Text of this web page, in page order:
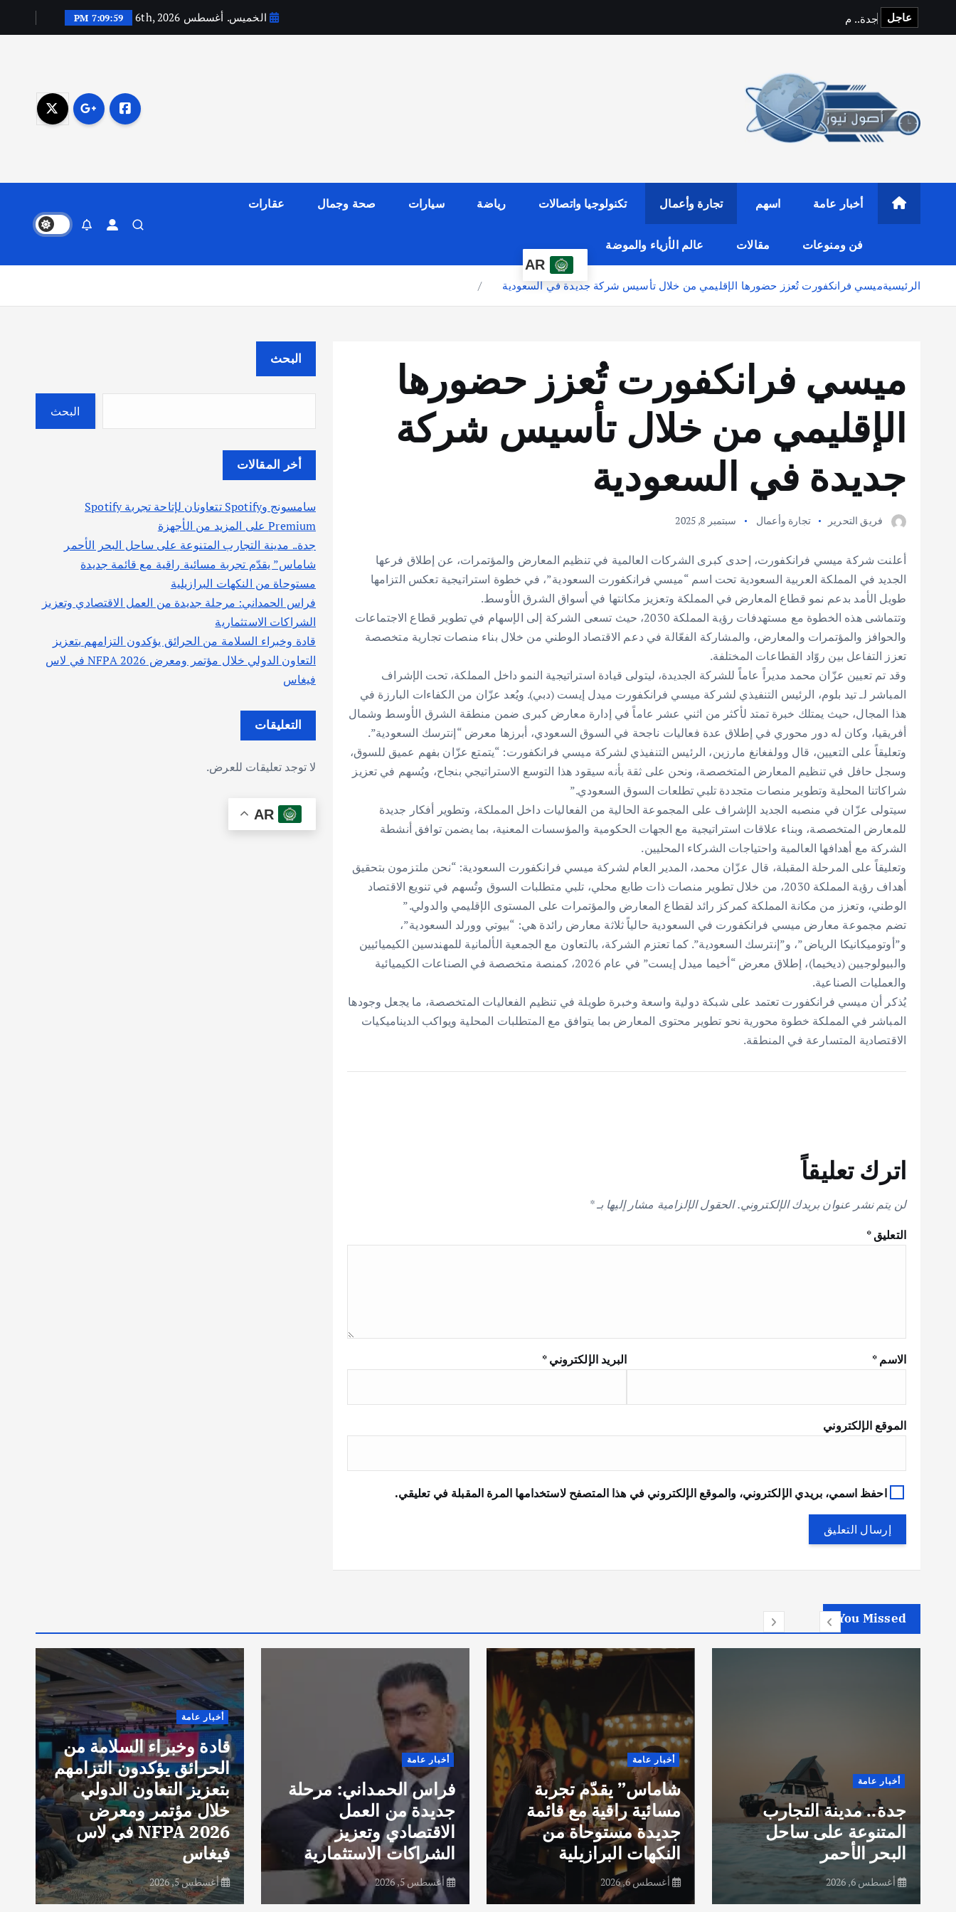
ى
عاجل جدة.
. م الخميس. أغسطس 6th, 2026 7:10:00 PM
أخبار عامة اسهم تجارة وأعمال تكنولوجيا واتصالات رياضة سيارات صحة وجمال عقارات
فن ومنوعات مقالات
عالم الأزياء والموضة
AR
الرئيسيةميسي فرانكفورت تُعزز حضورها الإقليمي من خلال تأسيس شركة جديدة في السعودية
ميسي فرانكفورت تُعزز حضورها
الإقليمي من خلال تأسيس شركة
جديدة في السعودية
فريق التحرير تجارة وأعمال سبتمبر 8, 2025
أعلنت شركة ميسي فرانكفورت، إحدى كبرى الشركات العالمية في تنظيم المعارض والمؤتمرات، عن إطلاق فرعها
الجديد في المملكة العربية السعودية تحت اسم “ميسي فرانكفورت السعودية”، في خطوة استراتيجية تعكس التزامها
طويل الأمد بدعم نمو قطاع المعارض في المملكة وتعزيز مكانتها في أسواق الشرق الأوسط.
وتتماشى هذه الخطوة مع مستهدفات رؤية المملكة 2030، حيث تسعى الشركة إلى الإسهام في تطوير قطاع الاجتماعات
والحوافز والمؤتمرات والمعارض، والمشاركة الفعّالة في دعم الاقتصاد الوطني من خلال بناء منصات تجارية متخصصة
تعزز التفاعل بين روّاد القطاعات المختلفة.
وقد تم تعيين عزّان محمد مديراً عاماً للشركة الجديدة، ليتولى قيادة استراتيجية النمو داخل المملكة، تحت الإشراف
المباشر لـ تيد بلوم، الرئيس التنفيذي لشركة ميسي فرانكفورت ميدل إيست (دبي). ويُعد عزّان من الكفاءات البارزة في
هذا المجال، حيث يمتلك خبرة تمتد لأكثر من اثني عشر عاماً في إدارة معارض كبرى ضمن منطقة الشرق الأوسط وشمال
أفريقيا، وكان له دور محوري في إطلاق عدة فعاليات ناجحة في السوق السعودي، أبرزها معرض “إنترسك السعودية”.
وتعليقاً على التعيين، قال وولفغانغ مارزين، الرئيس التنفيذي لشركة ميسي فرانكفورت: “يتمتع عزّان بفهم عميق للسوق،
وسجل حافل في تنظيم المعارض المتخصصة، ونحن على ثقة بأنه سيقود هذا التوسع الاستراتيجي بنجاح، ويُسهم في تعزيز
شراكاتنا المحلية وتطوير منصات متجددة تلبي تطلعات السوق السعودي.”
سيتولى عزّان في منصبه الجديد الإشراف على المجموعة الحالية من الفعاليات داخل المملكة، وتطوير أفكار جديدة
للمعارض المتخصصة، وبناء علاقات استراتيجية مع الجهات الحكومية والمؤسسات المعنية، بما يضمن توافق أنشطة
الشركة مع أهدافها العالمية واحتياجات الشركاء المحليين.
وتعليقاً على المرحلة المقبلة، قال عزّان محمد، المدير العام لشركة ميسي فرانكفورت السعودية: “نحن ملتزمون بتحقيق
أهداف رؤية المملكة 2030، من خلال تطوير منصات ذات طابع محلي، تلبي متطلبات السوق وتُسهم في تنويع الاقتصاد
الوطني، وتعزز من مكانة المملكة كمركز رائد لقطاع المعارض والمؤتمرات على المستوى الإقليمي والدولي.”
تضم مجموعة معارض ميسي فرانكفورت في السعودية حالياً ثلاثة معارض رائدة هي: “بيوتي وورلد السعودية”،
و”أوتوميكانيكا الرياض”، و”إنترسك السعودية”. كما تعتزم الشركة، بالتعاون مع الجمعية الألمانية للمهندسين الكيميائيين
والبيولوجيين (ديخيما)، إطلاق معرض “أخيما ميدل إيست” في عام 2026، كمنصة متخصصة في الصناعات الكيميائية
والعمليات الصناعية.
يُذكر أن ميسي فرانكفورت تعتمد على شبكة دولية واسعة وخبرة طويلة في تنظيم الفعاليات المتخصصة، ما يجعل وجودها
المباشر في المملكة خطوة محورية نحو تطوير محتوى المعارض بما يتوافق مع المتطلبات المحلية ويواكب الديناميكيات
الاقتصادية المتسارعة في المنطقة.
اترك تعليقاً
لن يتم نشر عنوان بريدك الإلكتروني. الحقول الإلزامية مشار إليها بـ*
التعليق*
الاسم* البريد الإلكتروني*
الموقع الإلكتروني
احفظ اسمي، بريدي الإلكتروني، والموقع الإلكتروني في هذا المتصفح لاستخدامها المرة المقبلة في تعليقي.
البحث
البحث
أخر المقالات
سامسونج وSpotify تتعاونان لإتاحة تجربة Spotify
Premium على المزيد من الأجهزة
جدة.. مدينة التجارب المتنوعة على ساحل البحر الأحمر
شاماس” يقدّم تجربة مسائية راقية مع قائمة جديدة
مستوحاة من النكهات البرازيلية
فراس الحمداني: مرحلة جديدة من العمل الاقتصادي وتعزيز
الشراكات الاستثمارية
قادة وخبراء السلامة من الحرائق يؤكدون التزامهم بتعزيز
التعاون الدولي خلال مؤتمر ومعرض NFPA 2026 في لاس
فيغاس
التعليقات
لا توجد تعليقات للعرض.
AR
You Missed
أخبار عامة
جدة.. مدينة التجارب
المتنوعة على ساحل
البحر الأحمر
أغسطس 6, 2026
أخبار عامة
شاماس” يقدّم تجربة
مسائية راقية مع قائمة
جديدة مستوحاة من
النكهات البرازيلية
أغسطس 6, 2026
أخبار عامة
فراس الحمداني: مرحلة
جديدة من العمل
الاقتصادي وتعزيز
الشراكات الاستثمارية
أغسطس 5, 2026
أخبار عامة
قادة وخبراء السلامة من
الحرائق يؤكدون التزامهم
بتعزيز التعاون الدولي
خلال مؤتمر ومعرض
NFPA 2026 في لاس
فيغاس
أغسطس 5, 2026